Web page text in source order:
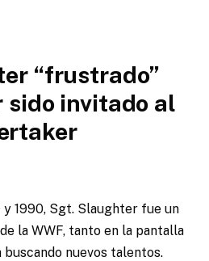
“frustrado”
sido invitado al
y 1990, Sgt. Slaughter fue un
la WWF, tanto en la pantalla
nuevos talentos.